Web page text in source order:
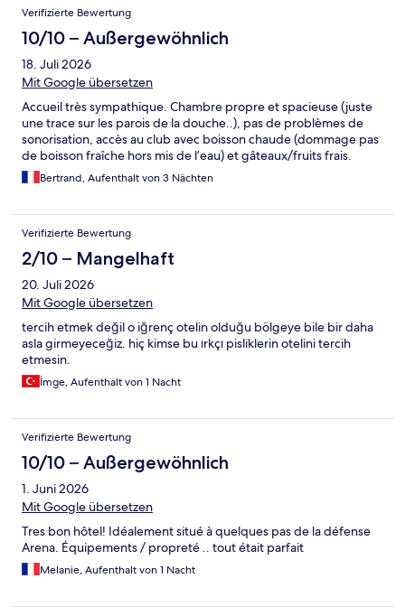
Verifizierte Bewertung
10/10 – Außergewöhnlich
18. Juli 2026
Mit Google übersetzen
Accueil très sympathique. Chambre propre et spacieuse (juste
une trace sur les parois de la douche..), pas de problèmes de
sonorisation, accès au club avec boisson chaude (dommage pas
de boisson fraîche hors mis de l’eau) et gâteaux/fruits frais.
Bertrand, Aufenthalt von 3 Nächten
Verifizierte Bewertung
2/10 – Mangelhaft
20. Juli 2026
Mit Google übersetzen
tercih etmek değil o iğrenç otelin olduğu bölgeye bile bir daha
asla girmeyeceğiz. hiç kimse bu ırkçı pisliklerin otelini tercih
etmesin.
İmge, Aufenthalt von 1 Nacht
Verifizierte Bewertung
10/10 – Außergewöhnlich
1. Juni 2026
Mit Google übersetzen
Tres bon hôtel! Idéalement situé à quelques pas de la défense
Arena. Équipements / propreté .. tout était parfait
Melanie, Aufenthalt von 1 Nacht